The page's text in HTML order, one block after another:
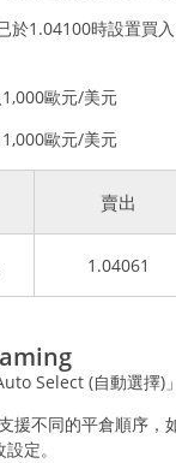
於1.04100時設置買
歐元/美元
歐元/美元
賣出
1.04061
Select (自動選擇
援不同的平倉順序，
定。